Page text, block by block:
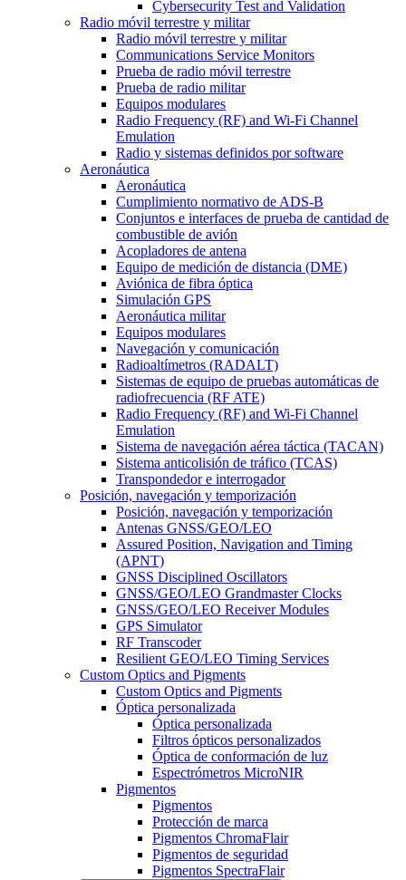
Cybersecurity Test and Validation
Radio móvil terrestre y militar
Radio móvil terrestre y militar
Communications Service Monitors
Prueba de radio móvil terrestre
Prueba de radio militar
Equipos modulares
Radio Frequency (RF) and Wi-Fi Channel
Emulation
Radio y sistemas definidos por software
Aeronáutica
Aeronáutica
Cumplimiento normativo de ADS-B
Conjuntos e interfaces de prueba de cantidad de
combustible de avión
Acopladores de antena
Equipo de medición de distancia (DME)
Aviónica de fibra óptica
Simulación GPS
Aeronáutica militar
Equipos modulares
Navegación y comunicación
Radioaltímetros (RADALT)
Sistemas de equipo de pruebas automáticas de
radiofrecuencia (RF ATE)
Radio Frequency (RF) and Wi-Fi Channel
Emulation
Sistema de navegación aérea táctica (TACAN)
Sistema anticolisión de tráfico (TCAS)
Transpondedor e interrogador
Posición, navegación y temporización
Posición, navegación y temporización
Antenas GNSS/GEO/LEO
Assured Position, Navigation and Timing
(APNT)
GNSS Disciplined Oscillators
GNSS/GEO/LEO Grandmaster Clocks
GNSS/GEO/LEO Receiver Modules
GPS Simulator
RF Transcoder
Resilient GEO/LEO Timing Services
Custom Optics and Pigments
Custom Optics and Pigments
Óptica personalizada
Óptica personalizada
Filtros ópticos personalizados
Óptica de conformación de luz
Espectrómetros MicroNIR
Pigmentos
Pigmentos
Protección de marca
Pigmentos ChromaFlair
Pigmentos de seguridad
Pigmentos SpectraFlair